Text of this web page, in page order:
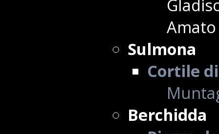
Sulmona
Cortile
Berchidda